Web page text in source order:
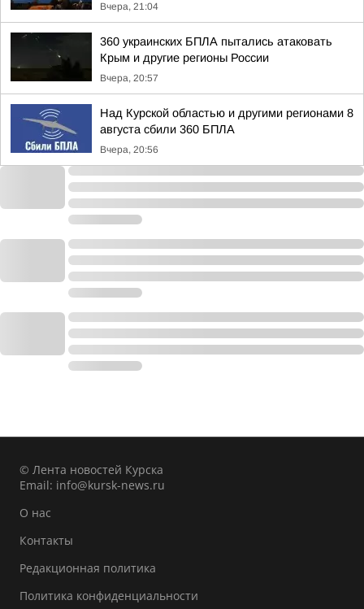
Вчера, 21:04
360 украинских БПЛА пытались атаковать
Крым и другие регионы России
Вчера, 20:57
Над Курской областью и другими регионами 8
августа сбили 360 БПЛА
Вчера, 20:56
© Лента новостей Курска
Email: info@kursk-news.ru
О нас
Контакты
Редакционная политика
Политика конфиденциальности